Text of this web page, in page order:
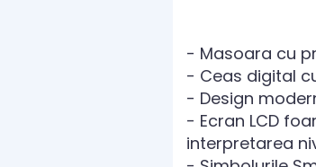
- Masoara cu
- Ceas digital
- Design
- Ecran LCD
interpretarea